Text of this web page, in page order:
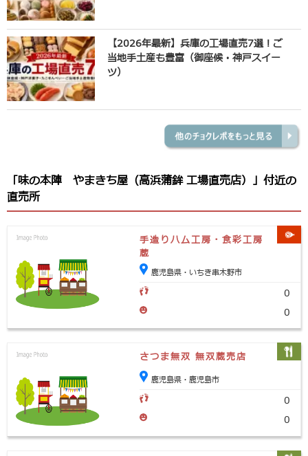
【2026年最新】兵庫の工場直売7選！ご
当地手土産も豊富（御座候・神戸スイー
ツ）
「味の本陣 やまきち屋（高浜蒲鉾 工場直売店）」付近の
直売所
手造りハム工房・食彩工房
蔵
鹿児島県・いちき串木野市
0
0
さつま無双 無双蔵売店
鹿児島県・鹿児島市
0
0